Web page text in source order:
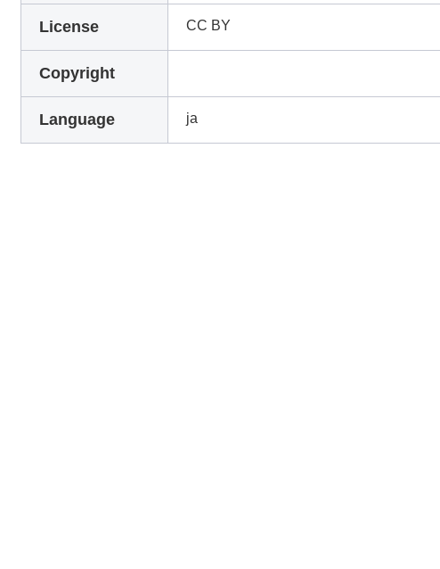
License CC BY
Copyright
Language ja